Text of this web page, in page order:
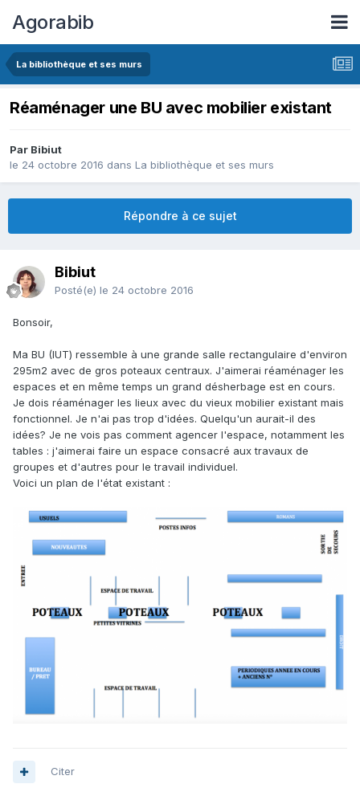
Agorabib
La bibliothèque et ses murs
Réaménager une BU avec mobilier existant
Par Bibiut
le 24 octobre 2016 dans La bibliothèque et ses murs
Répondre à ce sujet
Bibiut
Posté(e) le 24 octobre 2016
Bonsoir,
Ma BU (IUT) ressemble à une grande salle rectangulaire d'environ
295m2 avec de gros poteaux centraux. J'aimerai réaménager les
espaces et en même temps un grand désherbage est en cours.
Je dois réaménager les lieux avec du vieux mobilier existant mais
fonctionnel. Je n'ai pas trop d'idées. Quelqu'un aurait-il des
idées? Je ne vois pas comment agencer l'espace, notamment les
tables : j'aimerai faire un espace consacré aux travaux de
groupes et d'autres pour le travail individuel.
Voici un plan de l'état existant :
Citer